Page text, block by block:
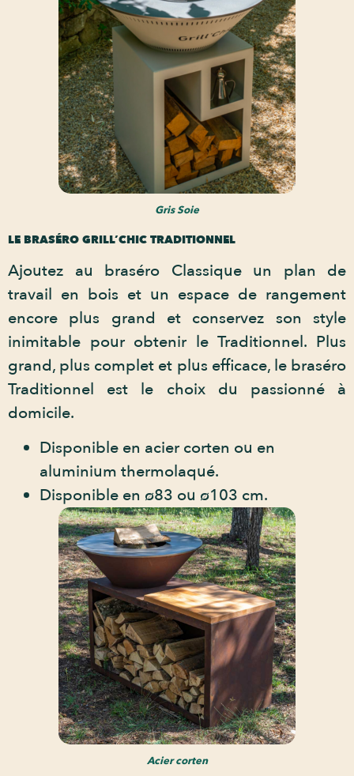
Gris Soie
LE BRASÉRO GRILL’CHIC TRADITIONNEL
Ajoutez au braséro Classique un plan de
travail en bois et un espace de rangement
encore plus grand et conservez son style
inimitable pour obtenir le Traditionnel. Plus
grand, plus complet et plus efficace, le braséro
Traditionnel est le choix du passionné à
domicile.
Disponible en acier corten ou en
aluminium thermolaqué.
Disponible en ø83 ou ø103 cm.
Acier corten